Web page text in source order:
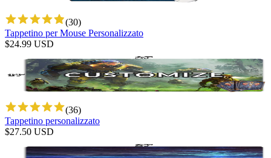
(30)
Tappetino per Mouse Personalizzato
$24.99 USD
(36)
Tappetino personalizzato
$27.50 USD